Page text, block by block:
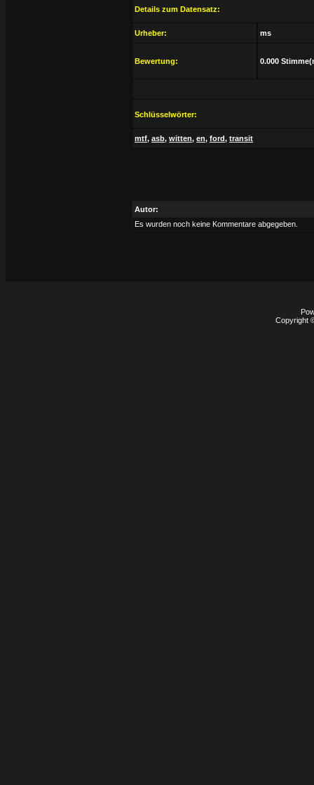
Details zum Datensatz:
Urheber: ms
Bewertung: 0.000
Schlüsselwörter:
mtf, asb, witten, en, ford, transit
Autor:
Es wurden noch keine Kommentare abgegeben.
Copyright